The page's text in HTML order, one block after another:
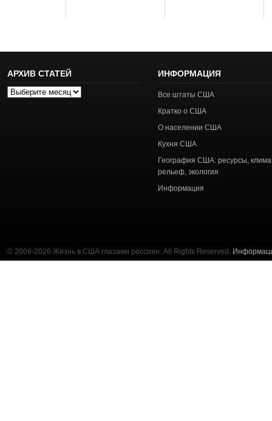
АРХИВ СТАТЕЙ
Архив
ИНФОРМАЦИЯ
Все штаты США
Кратко о США
О населении США
Кухня США
География США: ресурсы,
рельеф, экология
Информация
© 2009-2026 Жизнь в США глазами россиян. All Rights Reserved.